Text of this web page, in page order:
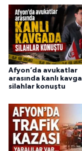
Afyon’da avukatlar
arasında kanlı
silahlar konuştu